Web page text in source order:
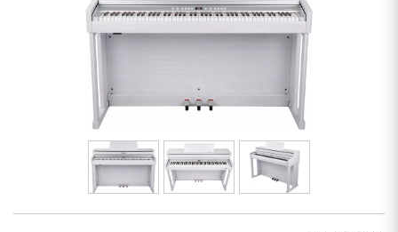
Home Studio
Casques
Micros & HF